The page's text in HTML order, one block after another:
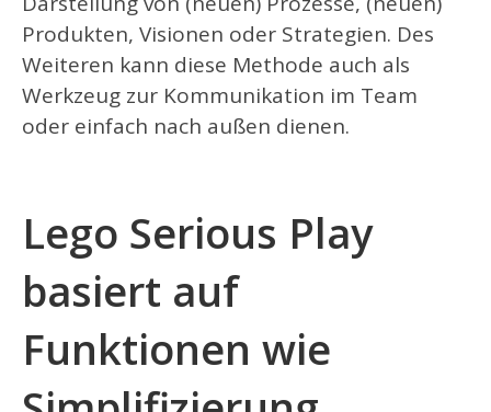
Produkten, Visionen oder Strategien. Des
Weiteren kann diese Methode auch als
Werkzeug zur Kommunikation im Team
oder einfach nach außen dienen.
Lego Serious Play
basiert auf
Funktionen wie